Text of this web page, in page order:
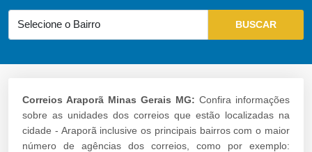
Correios Araporã Minas Gerais MG: Confira informações
sobre as unidades dos correios que estão localizadas na
cidade - Araporã inclusive os principais bairros com o maior
número de agências dos correios, como por exemplo: